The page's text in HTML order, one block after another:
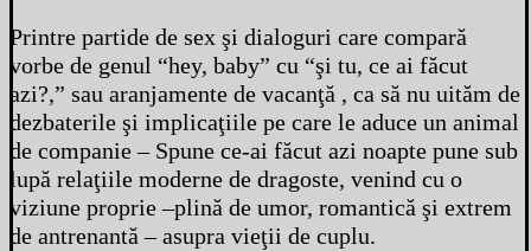
Printre partide de sex şi dialoguri care compară
vorbe de genul “hey, baby” cu “şi tu, ce ai făcut
azi?,” sau aranjamente de vacanţă , ca să nu uităm de
dezbaterile şi implicaţiile pe care le aduce un animal
de companie – Spune ce-ai făcut azi noapte pune sub
lupă relaţiile moderne de dragoste, venind cu o
viziune proprie –plină de umor, romantică şi extrem
de antrenantă – asupra vieţii de cuplu.